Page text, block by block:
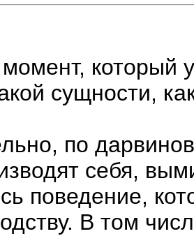
который
сущности,
по
себя,
поведение,
В том